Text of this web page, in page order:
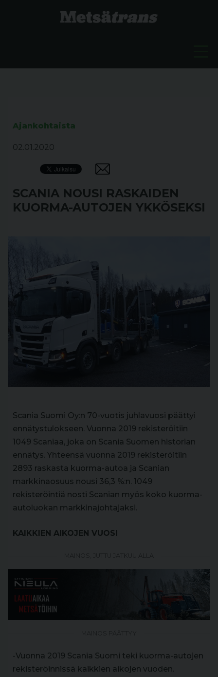
Ajankohtaista
02.01.2020
SCANIA NOUSI RASKAIDEN
KUOR­MA-AU­TO­JEN YKKÖSEKSI
Scania Suomi Oy:n 70-vuotis juhlavuosi päättyi
ennätystulokseen. Vuonna 2019 rekisteröitiin
1049 Scaniaa, joka on Scania Suomen historian
ennätys. Yhteensä vuonna 2019 rekisteröitiin
2893 raskasta kuorma-autoa ja Scanian
markkinaosuus nousi 36,3 %:n. 1049
rekisteröintiä nosti Scanian myös koko kuorma-
autoluokan markkinajohtajaksi.
KAIKKIEN AIKOJEN VUOSI
-Vuonna 2019 Scania Suomi teki kuorma-autojen
rekisteröinnissä kaikkien aikojen vuoden.